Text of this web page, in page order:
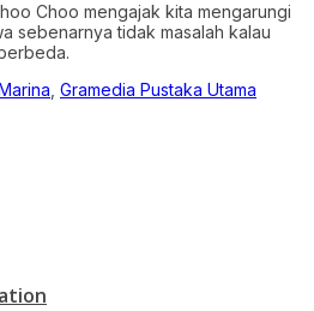
Choo mengajak kita mengarungi
sebenarnya tidak masalah kalau
Gramedia Pustaka Utama